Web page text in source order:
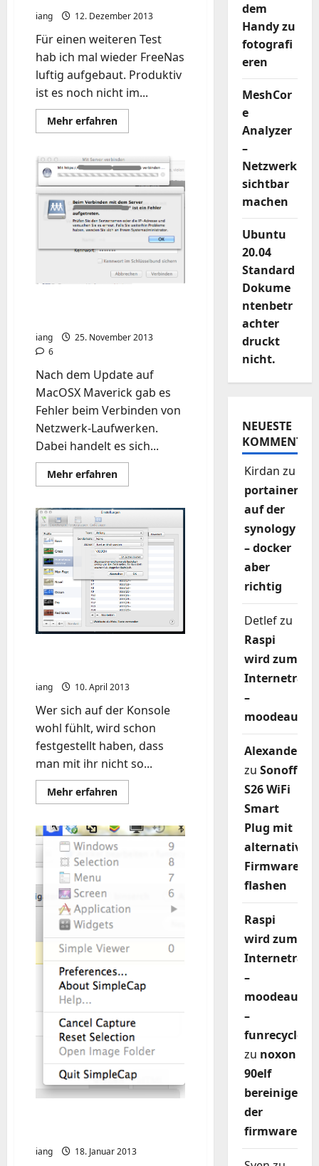
damit!
iang 12. Dezember 2013
Für einen weiteren Test
hab ich mal wieder FreeNas
luftig aufgebaut. Produktiv
ist es noch nicht im...
Mehr erfahrenMehr
Informationen
9.x.x
-
>
kleine
Starthilfe.
iang
25. November 2013
6
Nach dem Update auf
MacOSX Maverick gab es
Fehler beim Verbinden von
Netzwerk-Laufwerken.
Dabei handelt es sich...
Mehr erfahrenMehr
Informationen
WebDAV
nach
OSX-
Update
iang 10. April 2013
Wer sich auf der Konsole
wohl fühlt, wird schon
festgestellt haben, dass
man mit ihr nicht so...
Mehr erfahrenMehr
Informationen
UP/DOWN
im
Mac
Terminal
nachrüsten
iang 18. Januar 2013
dem
Handy zu
fotografi
eren
MeshCor
e
Analyzer
–
Netzwerk
sichtbar
machen
Ubuntu
20.04
Standard
Dokume
ntenbetr
achter
druckt
nicht.
NEUESTE
Kirdan zu
portainer
auf der
synology
– docker
aber
richtig
Detlefzu
Raspi
wird zum
–
moodeaudio
Alexander
zu Sonoff
S26 WiFi
Smart
Plug mit
alternativer
Firmware
flashen
Raspi
wird zum
–
moodeaudio
–
funrecycler
zu noxon
90elf
bereinigen
der
firmware